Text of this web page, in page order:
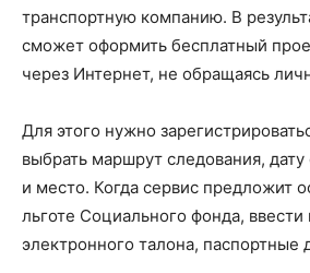
транспортную компанию. В
сможет оформить бесплатный
через Интернет, не обращаясь
Для этого нужно
выбрать маршрут следования, дату
и место. Когда сервис предложит
льготе Социального фонда,
электронного талона,